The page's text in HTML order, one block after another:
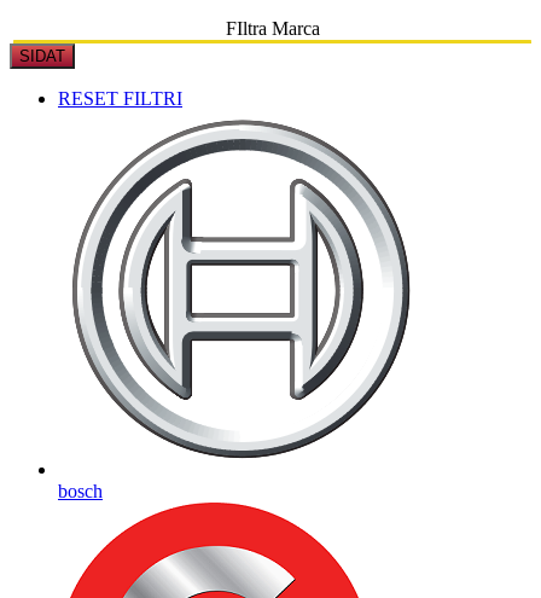
FIltra Marca
SIDAT
RESET FILTRI
bosch